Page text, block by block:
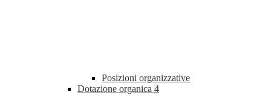
Posizioni organizzative
Dotazione organica 4